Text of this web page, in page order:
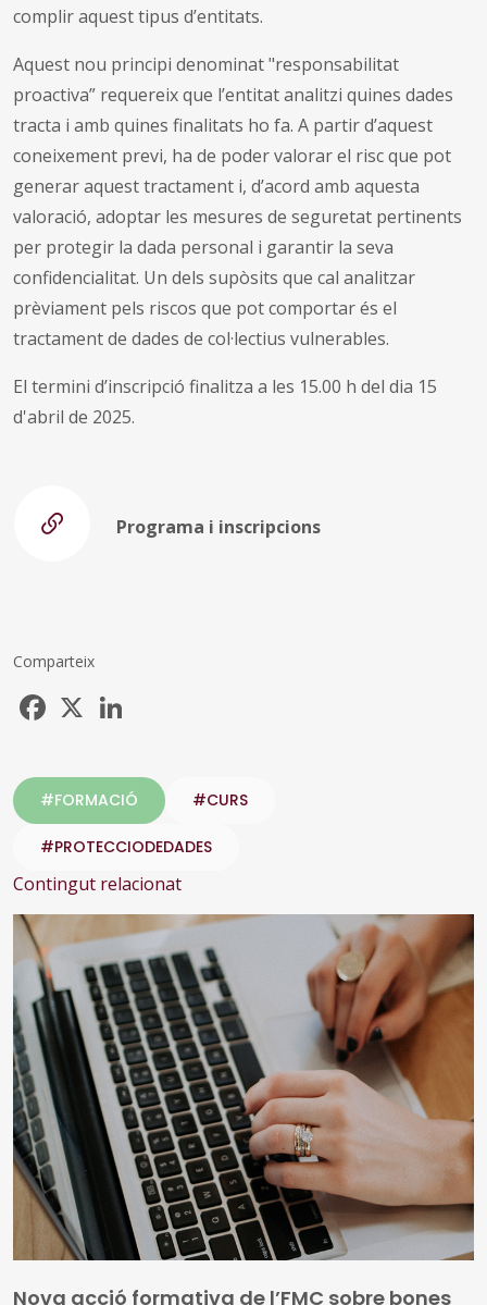
complir aquest tipus d’entitats.
Aquest nou principi denominat "responsabilitat
proactiva” requereix que l’entitat analitzi quines dades
tracta i amb quines finalitats ho fa. A partir d’aquest
coneixement previ, ha de poder valorar el risc que pot
generar aquest tractament i, d’acord amb aquesta
valoració, adoptar les mesures de seguretat pertinents
per protegir la dada personal i garantir la seva
confidencialitat. Un dels supòsits que cal analitzar
prèviament pels riscos que pot comportar és el
tractament de dades de col·lectius vulnerables.
El termini d’inscripció finalitza a les 15.00 h del dia 15
d'abril de 2025.
Programa i inscripcions
Comparteix
Facebook
#FORMACIÓ #CURS
#PROTECCIODEDADES
Contingut relacionat
Nova acció formativa de l’FMC sobre bones